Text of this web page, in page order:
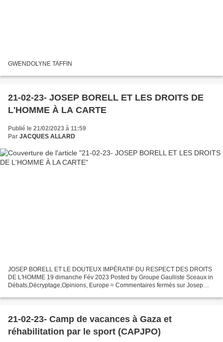
GWENDOLYNE TAFFIN
21-02-23- JOSEP BORELL ET LES DROITS DE
L'HOMME À LA CARTE
Publié le 21/02/2023 à 11:59
Par JACQUES ALLARD
JOSEP BORELL ET LE DOUTEUX IMPÉRATIF DU RESPECT DES DROITS
DE L'HOMME 19 dimanche Fév 2023 Posted by Groupe Gaulliste Sceaux in
Débats,Décryptage,Opinions, Europe ≈ Commentaires fermés sur Josep
21-02-23- Camp de vacances à Gaza et
réhabilitation par le sport (CAPJPO)